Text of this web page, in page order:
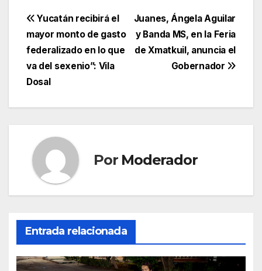
Navegación
de
entradas
Juanes, Ángela Aguilar
y Banda MS, en la Feria
de Xmatkuil, anuncia el
Gobernador
Yucatán recibirá el
mayor monto de gasto
federalizado en lo que
va del sexenio”: Vila
Dosal
Por Moderador
Entrada relacionada